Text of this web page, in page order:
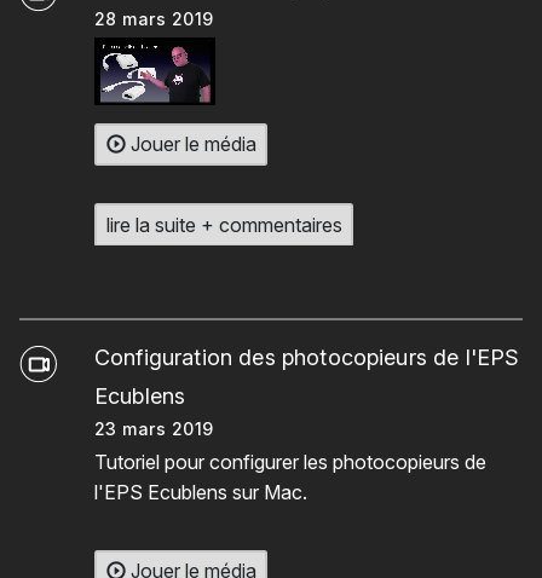
28 mars 2019
Jouer le média
lire la suite + commentaires
Configuration des photocopieurs de l'EPS
Ecublens
23 mars 2019
Tutoriel pour configurer les photocopieurs de
l'EPS Ecublens sur Mac.
Jouer le média